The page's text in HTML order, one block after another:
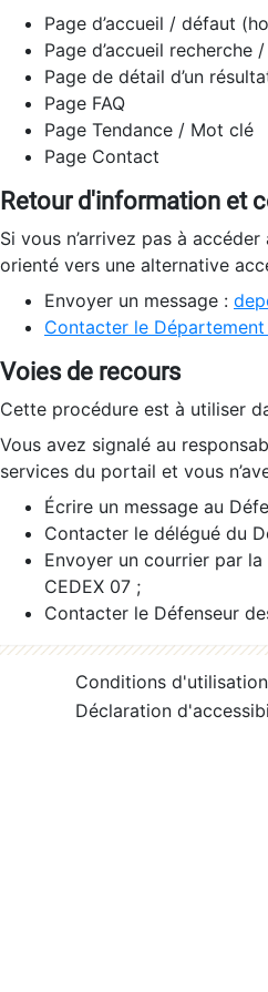
Page d’accueil / défaut
Page d’accueil recherche
Page de détail d’un
Page FAQ
Page Tendance / Mot clé
Page Contact
Retour d'information et
Si vous n’arrivez pas à
orienté vers une alternative
Envoyer un message :
Contacter le
Voies de recours
Cette procédure est à utiliser
Vous avez signalé au
services du portail et vous
Écrire un message au
Contacter le délégué du
Envoyer un courrier par
CEDEX 07 ;
Contacter le Défenseur
Conditions d'utilisation
Déclaration